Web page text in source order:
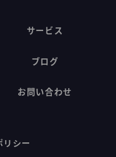
サービス
ブログ
お問い合わせ
リシー